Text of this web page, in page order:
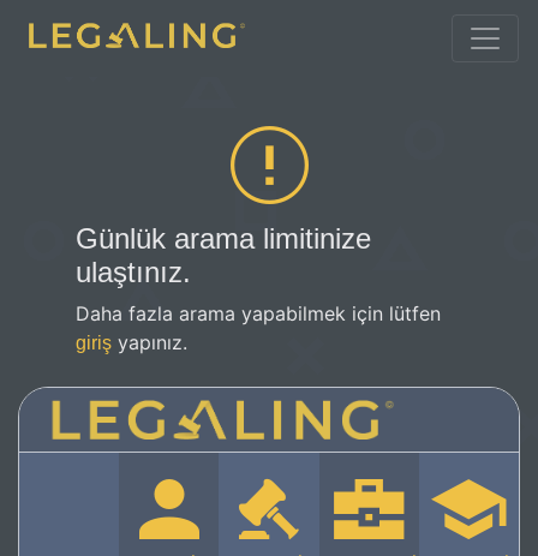
Günlük arama limitinize
ulaştınız.
Daha fazla arama yapabilmek için lütfen
giriş yapınız.